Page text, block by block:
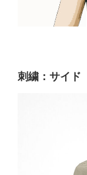
刺繍：サイド